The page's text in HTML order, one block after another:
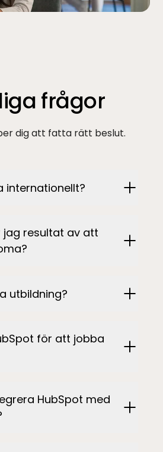
frågor
dig att fatta rätt beslut.
internationellt?
jag resultat av att
utbildning?
för att jobba
HubSpot med